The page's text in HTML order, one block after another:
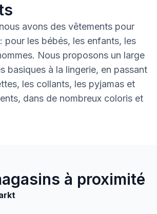
avons des vêtements pour
pour les bébés, les enfants, les
Nous proposons un large
basiques à la lingerie, en passant
les collants, les pyjamas et
dans de nombreux coloris et
à proximité